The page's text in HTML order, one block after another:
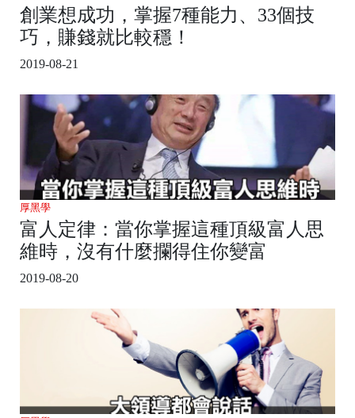
創業想成功，掌握7種能力、33個技
巧，賺錢就比較穩！
2019-08-21
厚黑學
富人定律：當你掌握這種頂級富人思
維時，沒有什麼攔得住你變富
2019-08-20